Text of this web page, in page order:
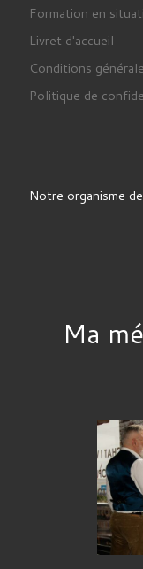
Formation en
Livret d'accueil
Conditions
Politique de
Notre organisme
Ma